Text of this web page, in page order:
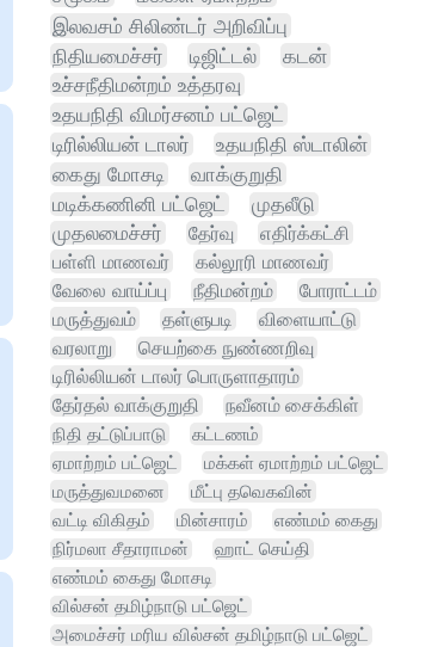
இலவசம் சிலிண்டர் அறிவிப்பு
நிதியமைச்சர்
டிஜிட்டல் கடன்
உச்சநீதிமன்றம் உத்தரவு
உதயநிதி விமர்சனம் பட்ஜெட்
டிரில்லியன் டாலர்
உதயநிதி ஸ்டாலின்
கைது மோசடி
வாக்குறுதி
மடிக்கணினி பட்ஜெட்
முதலீடு
முதலமைச்சர்
தேர்வு
எதிர்க்கட்சி
பள்ளி மாணவர்
கல்லூரி மாணவர்
வேலை வாய்ப்பு
நீதிமன்றம்
போராட்டம்
மருத்துவம்
தள்ளுபடி
விளையாட்டு
வரலாறு
செயற்கை நுண்ணறிவு
டிரில்லியன் டாலர் பொருளாதாரம்
தேர்தல் வாக்குறுதி
நவீனம் சைக்கிள்
நிதி தட்டுப்பாடு
கட்டணம்
ஏமாற்றம் பட்ஜெட்
மக்கள் ஏமாற்றம் பட்ஜெட்
மருத்துவமனை
மீட்பு தவெகவின்
வட்டி விகிதம்
மின்சாரம் எண்மம் கைது
நிர்மலா சீதாராமன்
ஹாட் செய்தி
எண்மம் கைது மோசடி
வில்சன் தமிழ்நாடு பட்ஜெட்
அமைச்சர் மரிய வில்சன் தமிழ்நாடு பட்ஜெட்